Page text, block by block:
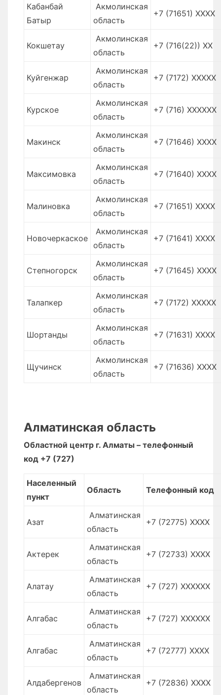
Кабанбай
Батыр
Акмолинская
область
+7 (71651) XXXX
Кокшетау
Акмолинская
область
+7 (716(22)) XX
Куйгенжар
Акмолинская
область
+7 (7172) XXXXX
Курское
Акмолинская
область
+7 (716) XXXXXX
Макинск
Акмолинская
область
+7 (71646) XXXX
Максимовка
Акмолинская
область
+7 (71640) XXXX
Малиновка
Акмолинская
область
+7 (71651) XXXX
Новочеркаское
Акмолинская
область
+7 (71641) XXXX
Степногорск
Акмолинская
область
+7 (71645) XXXX
Талапкер
Акмолинская
область
+7 (7172) XXXXX
Шортанды
Акмолинская
область
+7 (71631) XXXX
Щучинск
Акмолинская
область
+7 (71636) XXXX
Алматинская область
Областной центр г. Алматы – телефонный
код +7 (727)
Населенный
пункт
Область Телефонный код
Азат
Алматинская
область
+7 (72775) XXXX
Актерек
Алматинская
область
+7 (72733) XXXX
Алатау
Алматинская
область
+7 (727) XXXXXX
Алгабас
Алматинская
область
+7 (727) XXXXXX
Алгабас
Алматинская
область
+7 (72777) XXXX
Алдабергенов
Алматинская
область
+7 (72836) XXXX